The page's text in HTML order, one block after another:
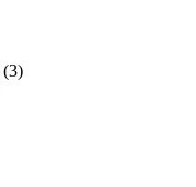
(3)